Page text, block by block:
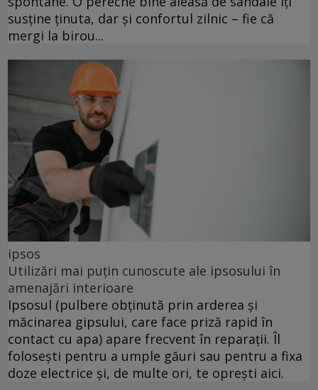
susține ținuta, dar și confortul zilnic – fie că
mergi la birou...
ipsos
Utilizări mai puțin cunoscute ale ipsosului în
amenajări interioare
Ipsosul (pulbere obținută prin arderea și
măcinarea gipsului, care face priză rapid în
contact cu apa) apare frecvent în reparații. Îl
folosești pentru a umple găuri sau pentru a fixa
doze electrice și, de multe ori, te oprești aici.